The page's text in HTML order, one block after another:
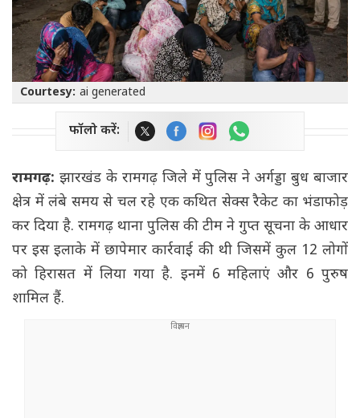
Courtesy: ai generated
फॉलो करें:
रामगढ़: झारखंड के रामगढ़ जिले में पुलिस ने अर्गड्डा बुध बाजार
क्षेत्र में लंबे समय से चल रहे एक कथित सेक्स रैकेट का भंडाफोड़
कर दिया है. रामगढ़ थाना पुलिस की टीम ने गुप्त सूचना के आधार
पर इस इलाके में छापेमार कार्रवाई की थी जिसमें कुल 12 लोगों
को हिरासत में लिया गया है. इनमें 6 महिलाएं और 6 पुरुष
शामिल हैं.